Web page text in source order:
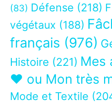
(83) Défense (218)
végétaux (188)
français (976)
Histoire (221) Mes
❤ ou Mon très
Mode et Textile